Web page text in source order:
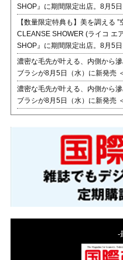
SHOP』に期間限定出店。8月5
【数量限定特典も】美を調える
CLEANSE SHOWER (ライコ エ
SHOP』に期間限定出店。8月5
濃密な毛先が叶える、内側から
ブラシが8月5日（水）に新発売
濃密な毛先が叶える、内側から
ブラシが8月5日（水）に新発売
-